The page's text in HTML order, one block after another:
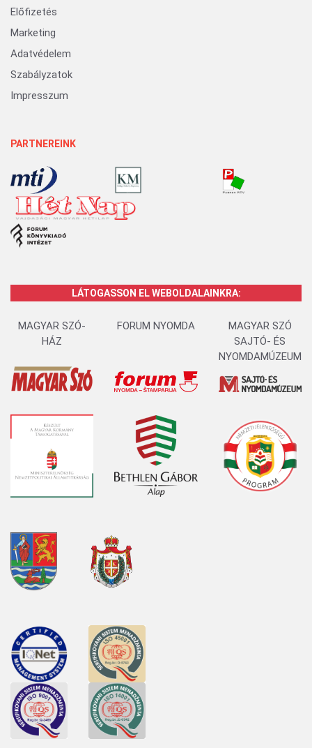
Előfizetés
Marketing
Adatvédelem
Szabályzatok
Impresszum
PARTNEREINK
LÁTOGASSON EL WEBOLDALAINKRA:
MAGYAR SZÓ-
HÁZ
FORUM NYOMDA
MAGYAR SZÓ
SAJTÓ- ÉS
NYOMDAMÚZEUM